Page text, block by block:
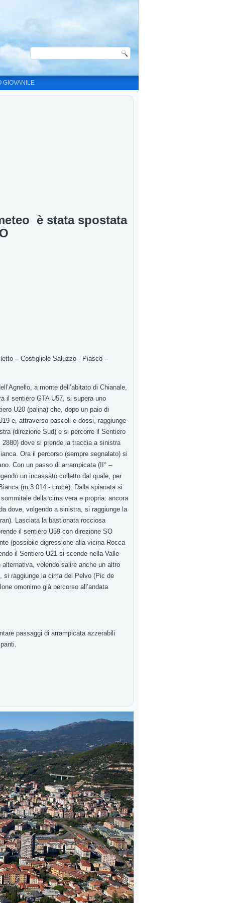
GIOVANILE
è stata spostata
– Costigliole Saluzzo - Piasco –
a monte dell’abitato di Chianale,
il sentiero GTA U57, si supera uno
U20 (palina) che, dopo un paio di
e, attraverso pascoli e dossi, raggiunge
(direzione Sud) e si percorre il Sentiero
dove si prende la traccia a sinistra
Ora il percorso (sempre segnalato) si
Con un passo di arrampicata (II° –
un incassato colletto dal quale, per
(m 3.014 - croce). Dalla spianata si
della cima vera e propria: ancora
dove, volgendo a sinistra, si raggiunge la
Lasciata la bastionata rocciosa
il sentiero U59 con direzione SO
(possibile digressione alla vicina Rocca
il Sentiero U21 si scende nella Valle
volendo salire anche un altro
si raggiunge la cima del Pelvo (Pic de
omonimo già percorso all’andata
passaggi di arrampicata azzerabili